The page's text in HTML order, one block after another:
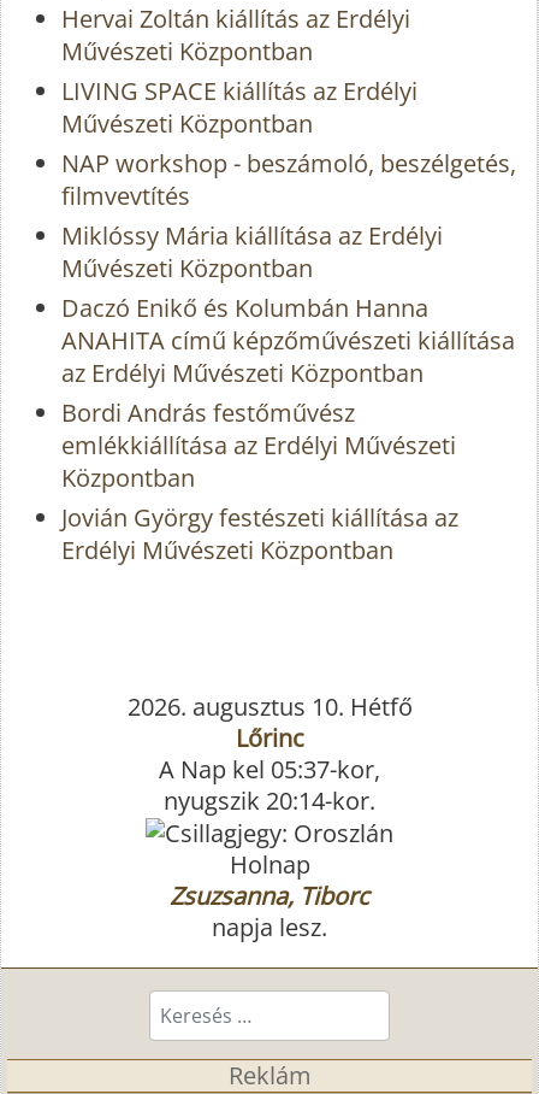
Hervai Zoltán kiállítás az Erdélyi
Művészeti Központban
LIVING SPACE kiállítás az Erdélyi
Művészeti Központban
NAP workshop - beszámoló, beszélgetés,
filmvevtítés
Miklóssy Mária kiállítása az Erdélyi
Művészeti Központban
Daczó Enikő és Kolumbán Hanna
ANAHITA című képzőművészeti kiállítása
az Erdélyi Művészeti Központban
Bordi András festőművész
emlékkiállítása az Erdélyi Művészeti
Központban
Jovián György festészeti kiállítása az
Erdélyi Művészeti Központban
2026. augusztus 10. Hétfő
Lőrinc
A Nap kel 05:37-kor,
nyugszik 20:14-kor.
Holnap
Zsuzsanna, Tiborc
napja lesz.
Keresés...
Reklám